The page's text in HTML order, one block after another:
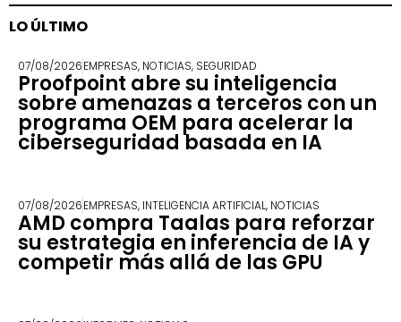
LO ÚLTIMO
07/08/2026EMPRESAS, NOTICIAS, SEGURIDAD
Proofpoint abre su inteligencia
sobre amenazas a terceros con un
programa OEM para acelerar la
ciberseguridad basada en IA
07/08/2026EMPRESAS, INTELIGENCIA ARTIFICIAL, NOTICIAS
AMD compra Taalas para reforzar
su estrategia en inferencia de IA y
competir más allá de las GPU